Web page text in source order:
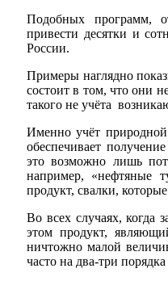
Подобных программ,
привести десятки и
России.
Примеры наглядно
состоит в том, что они
такого не учёта
Именно учёт
обеспечивает
это возможно лишь
например, «нефтяные
продукт, свалки,
Во всех случаях, когда
этом продукт,
ничтожно малой
часто на два-три